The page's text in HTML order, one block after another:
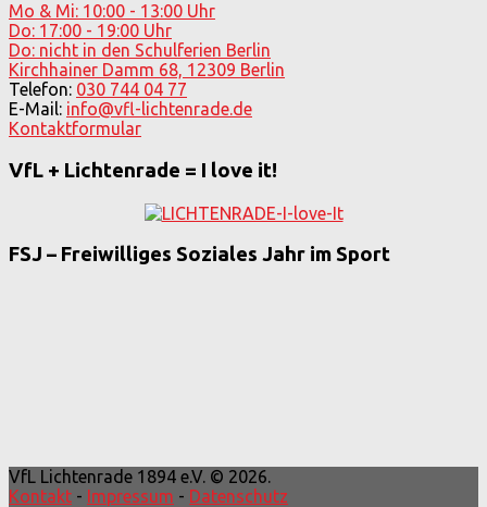
Mo & Mi: 10:00 - 13:00 Uhr
Do: 17:00 - 19:00 Uhr
Do: nicht in den Schulferien Berlin
Kirchhainer Damm 68, 12309 Berlin
Telefon: 030 744 04 77
E-Mail: info@vfl-lichtenrade.de
Kontaktformular
VfL + Lichtenrade = I love it!
FSJ – Freiwilliges Soziales Jahr im Sport
VfL Lichtenrade 1894 e.V. © 2026.
Kontakt - Impressum - Datenschutz